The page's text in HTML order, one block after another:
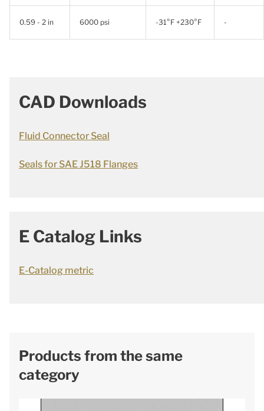
0.59 - 2 in 6000 psi -31°F +230°F -
CAD Downloads
Fluid Connector Seal
Seals for SAE J518 Flanges
E Catalog Links
E-Catalog metric
Products from the same
category